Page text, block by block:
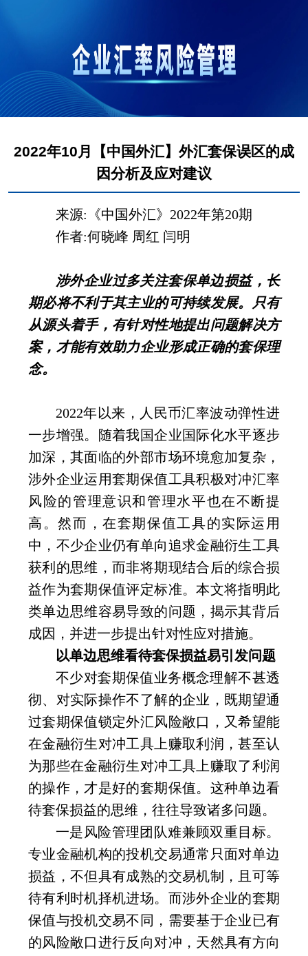
2022年10月【中国外汇】外汇套保误区的成
因分析及应对建议
来源:《中国外汇》 2022年第20期
作者:何晓峰 周红 闫明
涉外企业过多关注套保单边损益，长
期必将不利于其主业的可持续发展。只有
从源头着手，有针对性地提出问题解决方
案，才能有效助力企业形成正确的套保理
念。
2022年以来，人民币汇率波动弹性进
一步增强。随着我国企业国际化水平逐步
加深，其面临的外部市场环境愈加复杂，
涉外企业运用套期保值工具积极对冲汇率
风险的管理意识和管理水平也在不断提
高。然而，在套期保值工具的实际运用
中，不少企业仍有单向追求金融衍生工具
获利的思维，而非将期现结合后的综合损
益作为套期保值评定标准。本文将指明此
类单边思维容易导致的问题，揭示其背后
成因，并进一步提出针对性应对措施。
以单边思维看待套保损益易引发问题
不少对套期保值业务概念理解不甚透
彻、对实际操作不了解的企业，既期望通
过套期保值锁定外汇风险敞口，又希望能
在金融衍生对冲工具上赚取利润，甚至认
为那些在金融衍生对冲工具上赚取了利润
的操作，才是好的套期保值。这种单边看
待套保损益的思维，往往导致诸多问题。
一是风险管理团队难兼顾双重目标。
专业金融机构的投机交易通常只面对单边
损益，不但具有成熟的交易机制，且可等
待有利时机择机进场。而涉外企业的套期
保值与投机交易不同，需要基于企业已有
的风险敞口进行反向对冲，天然具有方向